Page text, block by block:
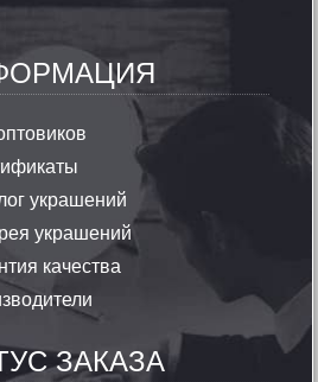
украшений
украшений
качества
ЗАКАЗА